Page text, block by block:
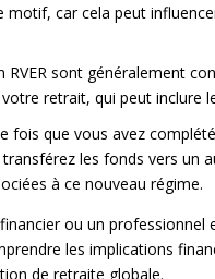
car cela peut
RVER sont généralement
retrait, qui peut inclure
fois que vous avez
les fonds vers un
à ce nouveau régime.
ou un professionnel
les implications
de retraite globale.